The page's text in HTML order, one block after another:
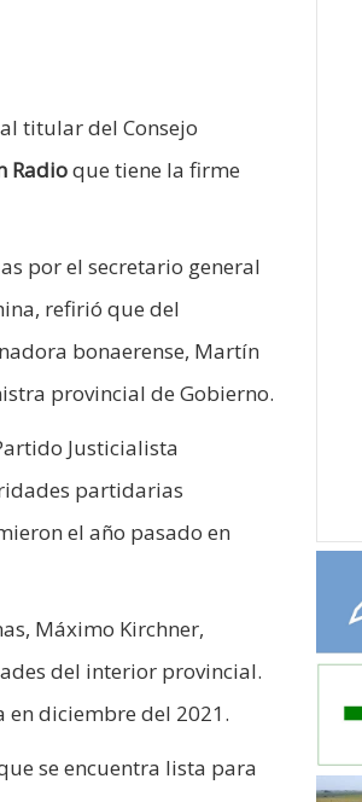
titular del Consejo
Radioque tiene la firme
por el secretario general
refirió que del
bonaerense, Martín
provincial de Gobierno.
Justicialista
partidarias
el año pasado en
Máximo Kirchner,
del interior provincial.
diciembre del 2021.
se encuentra lista para